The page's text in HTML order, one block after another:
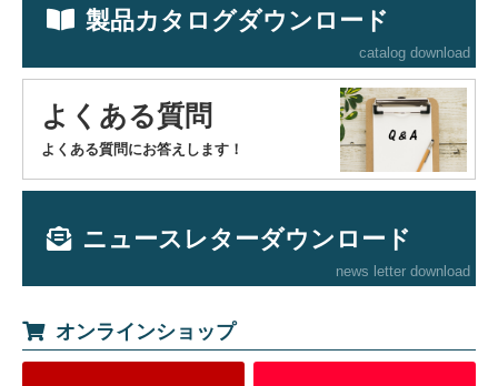
製品カタログダウンロード
catalog download
よくある質問
よくある質問にお答えします！
ニュースレターダウンロード
news letter download
オンラインショップ